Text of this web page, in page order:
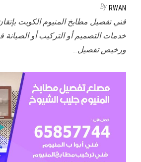
By RWAN
فني تفصيل مطابخ المنيوم الكويت
خدمات التصميم أو التركيب أو الصيانة
ورخيص تفصيل…